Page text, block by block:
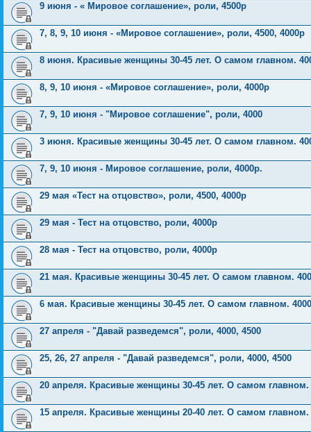
9 июня - « Мировое соглашение», роли, 4500р
7, 8, 9, 10 июня - «Мировое соглашение», роли, 4500, 4000р
8 июня. Красивые женщины 30-45 лет. О самом главном.
8, 9, 10 июня - «Мировое соглашение», роли, 4000р
7, 9, 10 июня - "Мировое соглашение", роли, 4000
3 июня. Красивые женщины 30-45 лет. О самом главном.
7, 9, 10 июня - Мировое соглашение, роли, 4000р.
29 мая «Тест на отцовство», роли, 4500, 4000р
29 мая - Тест на отцовство, роли, 4000р
28 мая - Тест на отцовство, роли, 4000р
21 мая. Красивые женщины 30-45 лет. О самом главном.
6 мая. Красивые женщины 30-45 лет. О самом главном.
27 апреля - "Давай разведемся", роли, 4000, 4500
25, 26, 27 апреля - "Давай разведемся", роли, 4000, 4500
20 апреля. Красивые женщины 30-45 лет. О самом главном.
15 апреля. Красивые женщины 20-40 лет. О самом главном.